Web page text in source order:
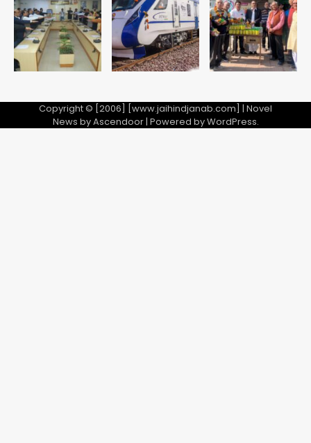
Copyright © [2006] [www.jaihindjanab.com] | Novel
News byAscendoor| Powered byWordPress.